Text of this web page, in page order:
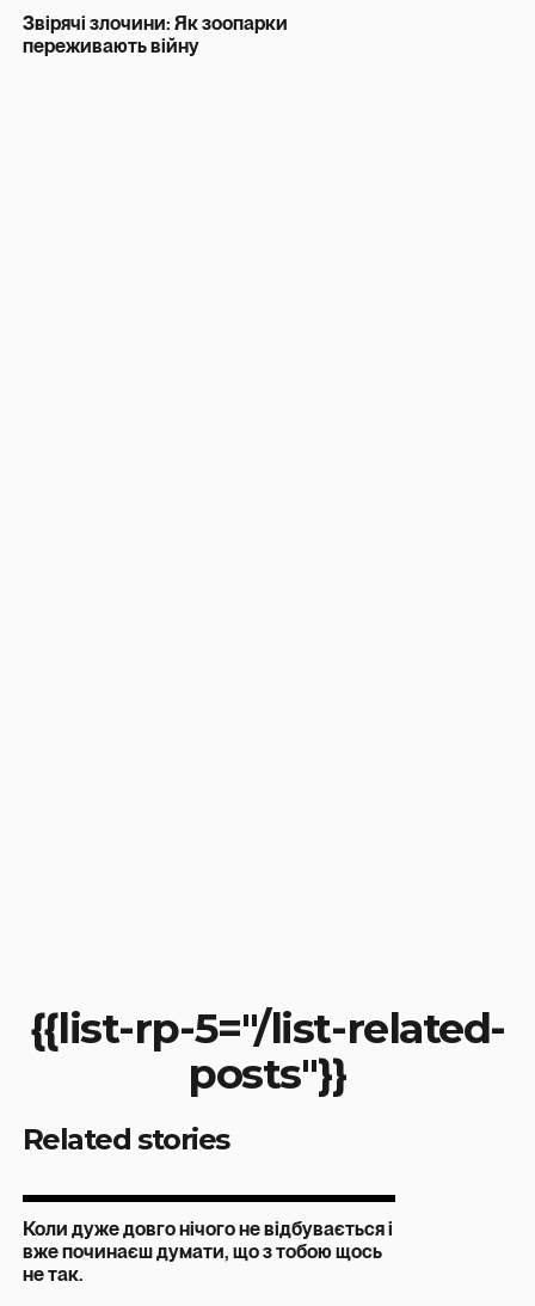
Звірячі злочини: Як зоопарки
переживають війну
{{list-rp-5="/list-related-
posts"}}
Related stories
Коли дуже довго нічого не відбувається і
вже починаєш думати, що з тобою щось
не так.